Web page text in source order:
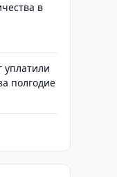
в
уплатили
полгодие